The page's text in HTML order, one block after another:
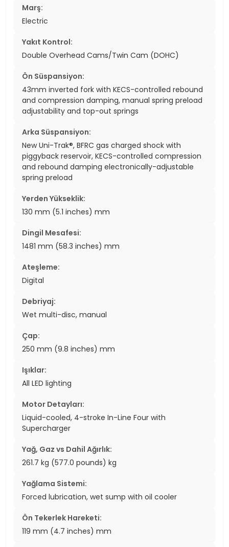
Marş:
Electric
Yakıt Kontrol:
Double Overhead Cams/Twin Cam (DOHC)
Ön Süspansiyon:
43mm inverted fork with KECS-controlled rebound
and compression damping, manual spring preload
adjustability and top-out springs
Arka Süspansiyon:
New Uni-Trak®, BFRC gas charged shock with
piggyback reservoir, KECS-controlled compression
and rebound damping electronically-adjustable
spring preload
Yerden Yükseklik:
130 mm (5.1 inches) mm
Dingil Mesafesi:
1481 mm (58.3 inches) mm
Ateşleme:
Digital
Debriyaj:
Wet multi-disc, manual
Çap:
250 mm (9.8 inches) mm
Işıklar:
All LED lighting
Motor Detayları:
Liquid-cooled, 4-stroke In-Line Four with
Supercharger
Yağ, Gaz vs Dahil Ağırlık:
261.7 kg (577.0 pounds) kg
Yağlama Sistemi:
Forced lubrication, wet sump with oil cooler
Ön Tekerlek Hareketi:
119 mm (4.7 inches) mm